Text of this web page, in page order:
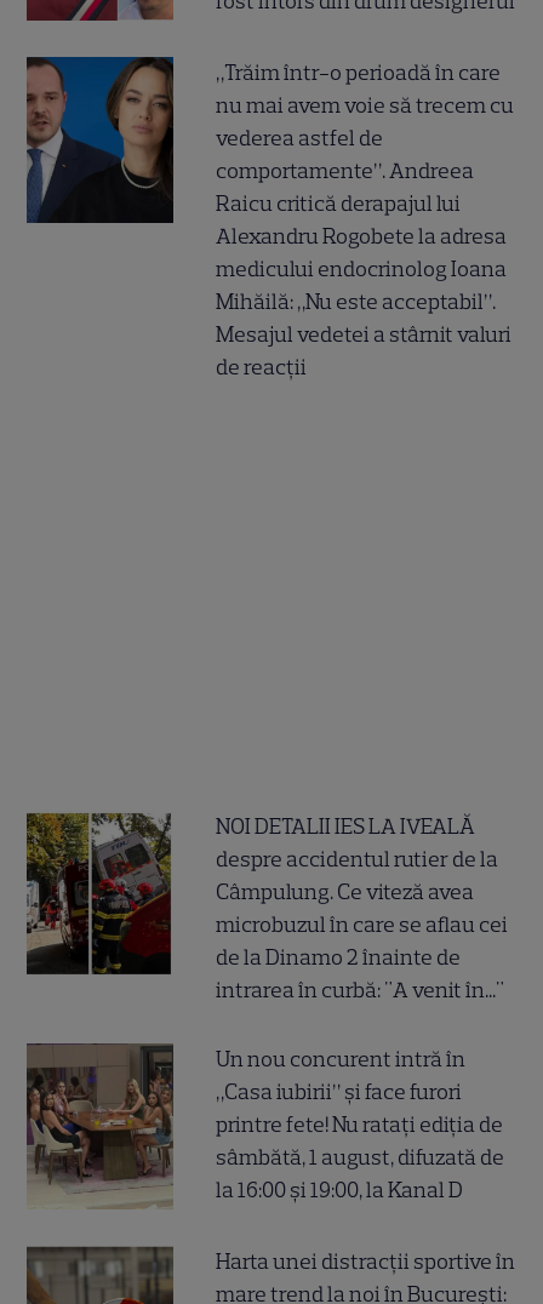
„Trăim într-o perioadă în care
nu mai avem voie să trecem cu
vederea astfel de
comportamente”. Andreea
Raicu critică derapajul lui
Alexandru Rogobete la adresa
medicului endocrinolog Ioana
Mihăilă: „Nu este acceptabil”.
Mesajul vedetei a stârnit valuri
de reacții
NOI DETALII IES LA IVEALĂ
despre accidentul rutier de la
Câmpulung. Ce viteză avea
microbuzul în care se aflau cei
de la Dinamo 2 înainte de
intrarea în curbă: "A venit în..."
Un nou concurent intră în
„Casa iubirii” și face furori
printre fete! Nu ratați ediția de
sâmbătă, 1 august, difuzată de
la 16:00 și 19:00, la Kanal D
Harta unei distracții sportive în
mare trend la noi în București: